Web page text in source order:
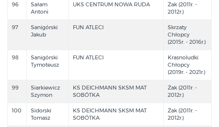
96
Sałam
Antoni
UKS CENTRUM NOWA RUDA
Żak (2011r. -
2012r.)
97
Sanigórski
Jakub
FUN ATLECI
Skrzaty
Chłopcy
(2015r. - 2016r.)
98
Sanigórski
Tymoteusz
FUN ATLECI
Krasnoludki
Chłopcy
(2019r. - 2021r.)
99
Siarkiewicz
Szymon
KS DEICHMANN SKSM MAT
SOBÓTKA
Żak (2011r. -
2012r.)
100
Sidorski
Tomasz
KS DEICHMANN SKSM MAT
SOBÓTKA
Żak (2011r. -
2012r.)